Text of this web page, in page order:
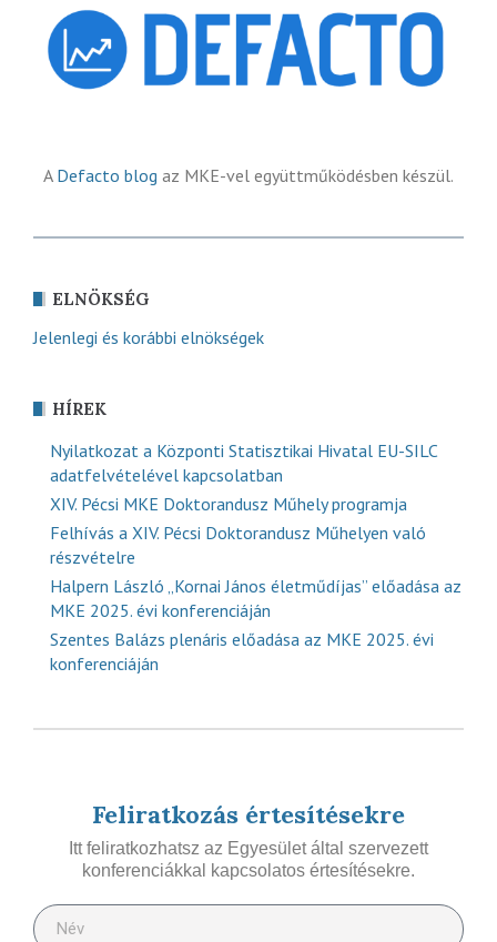
A Defacto blog az MKE-vel együttműködésben készül.
ELNÖKSÉG
Jelenlegi és korábbi elnökségek
HÍREK
Nyilatkozat a Központi Statisztikai Hivatal EU-SILC
adatfelvételével kapcsolatban
XIV. Pécsi MKE Doktorandusz Műhely programja
Felhívás a XIV. Pécsi Doktorandusz Műhelyen való
részvételre
Halpern László „Kornai János életműdíjas” előadása az
MKE 2025. évi konferenciáján
Szentes Balázs plenáris előadása az MKE 2025. évi
konferenciáján
Feliratkozás értesítésekre
Itt feliratkozhatsz az Egyesület által szervezett
konferenciákkal kapcsolatos értesítésekre.